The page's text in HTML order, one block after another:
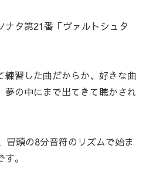
ナタ第21番「ヴァルトシュタ
練習した曲だからか、好きな曲
夢の中にまで出てきて聴かされ
冒頭の8分音符のリズムで始ま
。